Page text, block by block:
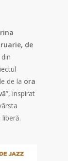
de
de la ora
”, inspirat